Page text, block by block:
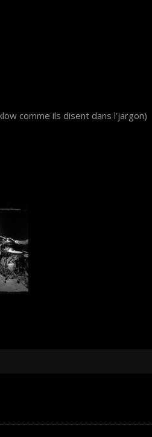
comme ils disent dans l’jargon)